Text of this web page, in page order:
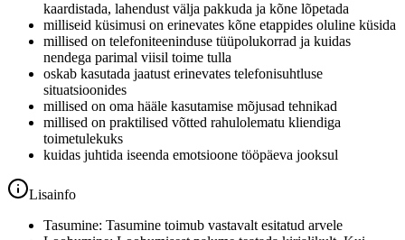
kaardistada, lahendust välja pakkuda ja kõne lõpetada
milliseid küsimusi on erinevates kõne etappides oluline küsida
millised on telefoniteeninduse tüüpolukorrad ja kuidas
nendega parimal viisil toime tulla
oskab kasutada jaatust erinevates telefonisuhtluse
situatsioonides
millised on oma hääle kasutamise mõjusad tehnikad
millised on praktilised võtted rahulolematu kliendiga
toimetulekuks
kuidas juhtida iseenda emotsioone tööpäeva jooksul
Lisainfo
Tasumine: Tasumine toimub vastavalt esitatud arvele